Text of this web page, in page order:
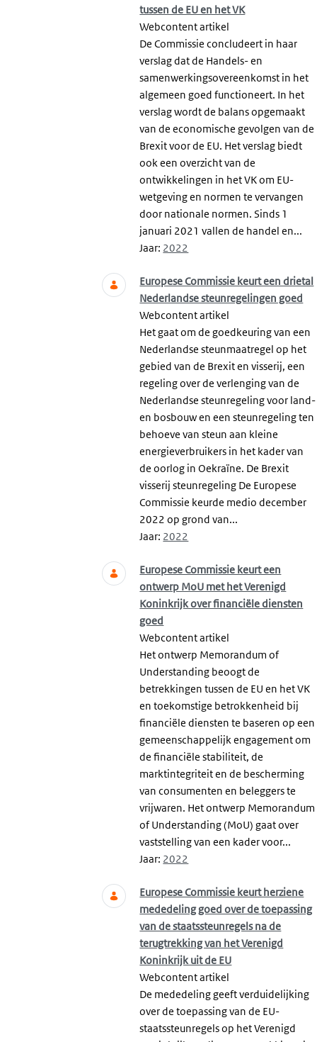
tussen de EU en het VK
Webcontent artikel
De Commissie concludeert in haar
verslag dat de Handels- en
samenwerkingsovereenkomst in het
algemeen goed functioneert. In het
verslag wordt de balans opgemaakt
van de economische gevolgen van de
Brexit voor de EU. Het verslag biedt
ook een overzicht van de
ontwikkelingen in het VK om EU-
wetgeving en normen te vervangen
door nationale normen. Sinds 1
januari 2021 vallen de handel en...
Jaar: 2022
Europese Commissie keurt een drietal
Nederlandse steunregelingen goed
Webcontent artikel
Het gaat om de goedkeuring van een
Nederlandse steunmaatregel op het
gebied van de Brexit en visserij, een
regeling over de verlenging van de
Nederlandse steunregeling voor land-
en bosbouw en een steunregeling ten
behoeve van steun aan kleine
energieverbruikers in het kader van
de oorlog in Oekraïne. De Brexit
visserij steunregeling De Europese
Commissie keurde medio december
2022 op grond van...
Jaar: 2022
Europese Commissie keurt een
ontwerp MoU met het Verenigd
Koninkrijk over financiële diensten
goed
Webcontent artikel
Het ontwerp Memorandum of
Understanding beoogt de
betrekkingen tussen de EU en het VK
en toekomstige betrokkenheid bij
financiële diensten te baseren op een
gemeenschappelijk engagement om
de financiële stabiliteit, de
marktintegriteit en de bescherming
van consumenten en beleggers te
vrijwaren. Het ontwerp Memorandum
of Understanding (MoU) gaat over
vaststelling van een kader voor...
Jaar: 2022
Europese Commissie keurt herziene
mededeling goed over de toepassing
van de staatssteunregels na de
terugtrekking van het Verenigd
Koninkrijk uit de EU
Webcontent artikel
De mededeling geeft verduidelijking
over de toepassing van de EU-
staatssteunregels op het Verenigd